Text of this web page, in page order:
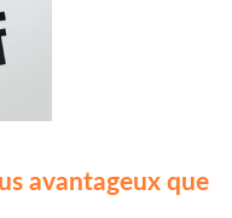
avantageux que